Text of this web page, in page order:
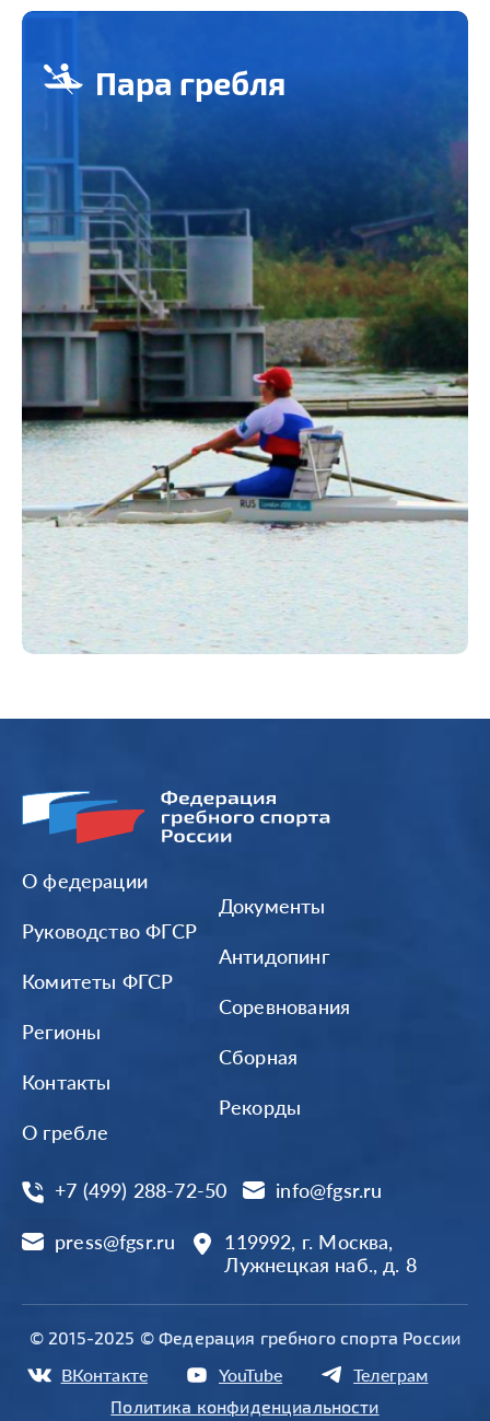
Пара гребля
О федерации
Руководство ФГСР
Комитеты ФГСР
Регионы
Контакты
О гребле
Документы
Антидопинг
Соревнования
Сборная
Рекорды
+7 (499) 288-72-50 info@fgsr.ru
press@fgsr.ru
119992, г. Москва,
Лужнецкая наб., д. 8
© 2015-2025 © Федерация гребного спорта России
Политика конфиденциальности
ВКонтакте YouTube Телеграм